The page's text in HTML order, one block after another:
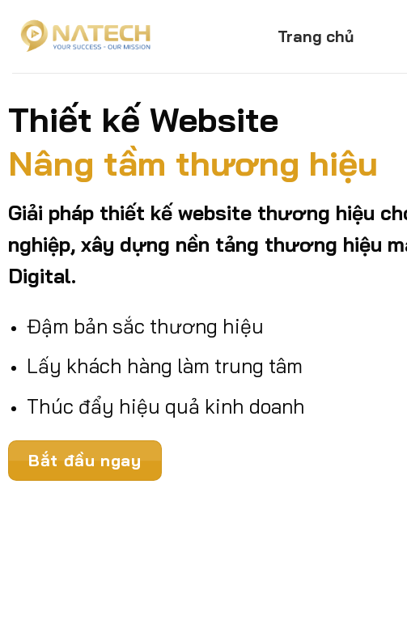
content
Trang chủ
Thiết kế Website
Nâng tầm thương hiệu
Giải pháp thiết kế website thương hiệu
nghiệp, xây dựng nền tảng thương hiệu
Digital.
Đậm bản sắc thương hiệu
Lấy khách hàng làm trung tâm
Thúc đẩy hiệu quả kinh doanh
Bắt đầu ngay